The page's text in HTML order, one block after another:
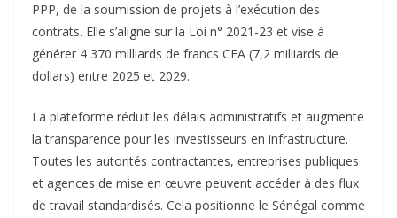
PPP, de la soumission de projets à l’exécution des
contrats. Elle s’aligne sur la Loi n° 2021-23 et vise à
générer 4 370 milliards de francs CFA (7,2 milliards de
dollars) entre 2025 et 2029.​
La plateforme réduit les délais administratifs et augmente
la transparence pour les investisseurs en infrastructure.
Toutes les autorités contractantes, entreprises publiques
et agences de mise en œuvre peuvent accéder à des flux
de travail standardisés. Cela positionne le Sénégal comme